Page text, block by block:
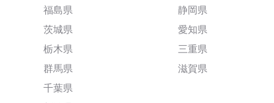
福島県
茨城県
栃木県
群馬県
千葉県
静岡県
愛知県
三重県
滋賀県